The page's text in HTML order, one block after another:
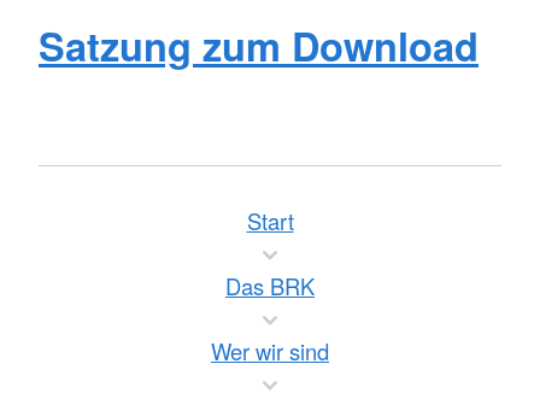
Satzung zum Download
Start
Das BRK
Wer wir sind